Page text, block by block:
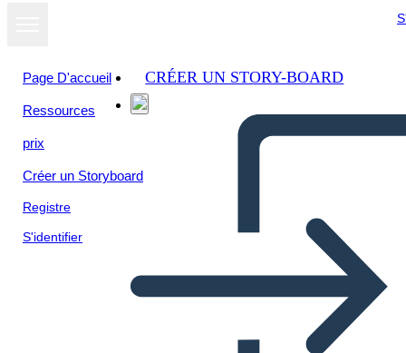
Page D'accueil
Ressources
prix
Créer un Storyboard
Registre
S'identifier
CRÉER UN STORY-BOARD